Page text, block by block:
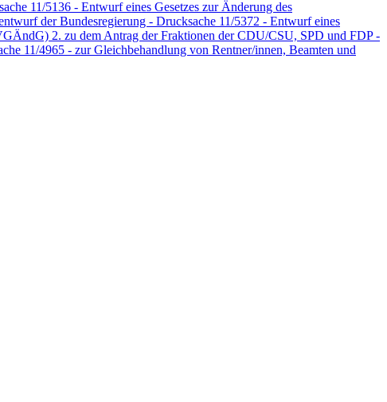
11/5136 - Entwurf eines Gesetzes zur Änderung des
der Bundesregierung - Drucksache 11/5372 - Entwurf eines
2. zu dem Antrag der Fraktionen der CDU/CSU, SPD und FDP -
11/4965 - zur Gleichbehandlung von Rentner/innen, Beamten und